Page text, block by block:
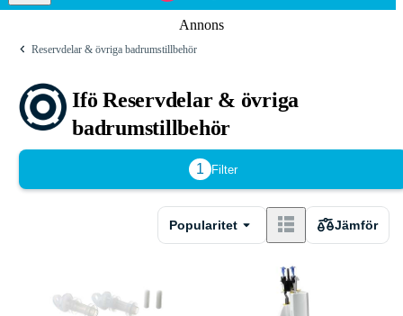
Annons
Reservdelar & övriga badrumstillbehör
Ifö Reservdelar & övriga
badrumstillbehör
1 Filter
Popularitet Jämför